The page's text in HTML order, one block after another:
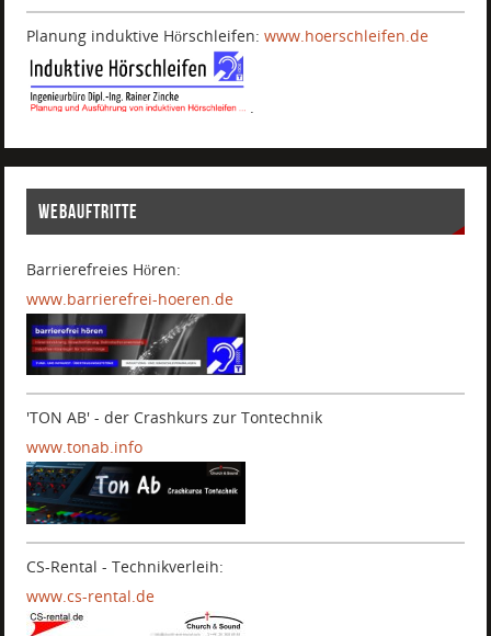
Planung induktive Hörschleifen:www.hoerschleifen.de
WEBAUFTRITTE
Barrierefreies Hören:
www.barrierefrei-hoeren.de
'TON AB' - der Crashkurs zur Tontechnik
www.tonab.info
CS-Rental - Technikverleih:
www.cs-rental.de